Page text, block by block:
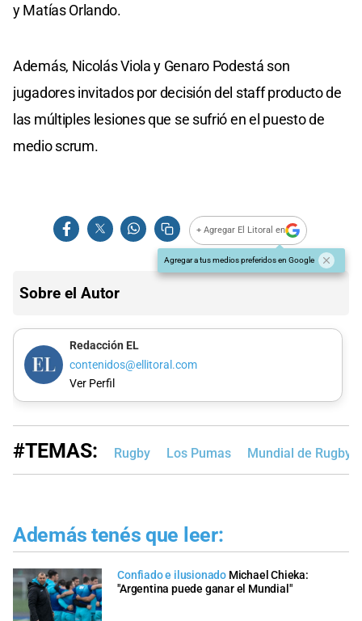
y Matías Orlando.
Además, Nicolás Viola y Genaro Podestá son
jugadores invitados por decisión del staff producto de
las múltiples lesiones que se sufrió en el puesto de
medio scrum.
+ Agregar El Litoral en
Agregar a tus medios preferidos en Google
Sobre el Autor
Redacción EL
contenidos@ellitoral.com
Ver Perfil
#TEMAS: Rugby Los Pumas Mundial de Rugby
Además tenés que leer:
Confiado e ilusionado Michael Chieka:
"Argentina puede ganar el Mundial"